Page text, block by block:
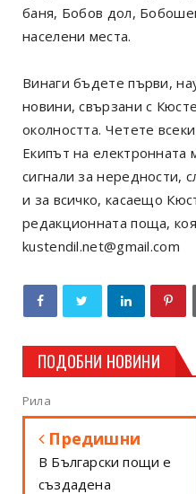
баня, Бобов дол,
населени места.
Винаги бъдете първи,
новини, свързани с
околността. Четете
Екипът на
сигнали за нередности,
и за всичко, касаещо
редакционната поща,
kustendil.net@gmail.com
ПОДОБНИ НОВИНИ
Рила
Предишни
В Български пощи е
създадена